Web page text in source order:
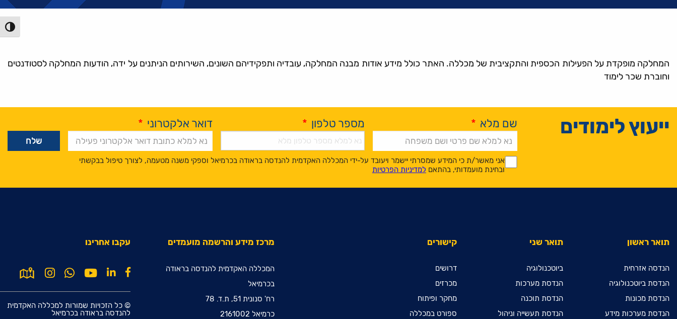
המחלקה מופקדת על הפעילות הכספית והתקציבית של מכללה. האתר כולל מידע אודות מבנה המחלקה, עובדיה ותפקידיהם השונים, השירותים הניתנים על ידה, הודעות המחלקה לסטודנטים
וחוברת שכר לימוד
ייעוץ לימודים שם מלא * מספר טלפון * דואר אלקטרוני *
*
*
אני מאשר/ת כי המידע שמסרתי יישמר ויעובד על-ידי המכללה האקדמית להנדסה בראודה בכרמיאל וספקי משנה מטעמה, לצורך טיפול בבקשתי
ובחינת מועמדותי, בהתאם למדיניות הפרטיות
Alternative:
תואר ראשון
הנדסה אזרחית
הנדסת ביוטכנולוגיה
הנדסת מכונות
הנדסת מערכות מידע
תואר שני
ביוטכנולוגיה
הנדסת מערכות
הנדסת תוכנה
הנדסת תעשייה וניהול
קישורים
דרושים
מכרזים
מחקר ופיתוח
ספורט במכללה
מרכז מידע והרשמה מועמדים
המכללה האקדמית להנדסה בראודה
בכרמיאל
רח' סנונית 51, ת.ד. 78
כרמיאל 2161002
עקבו אחרינו
© כל הזכויות שמורות למכללה האקדמית
להנדסה בראודה בכרמיאל